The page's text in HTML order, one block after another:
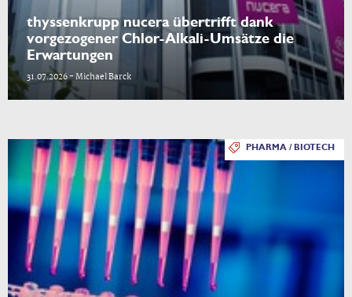
thyssenkrupp nucera übertrifft dank
vorgezogener Chlor-Alkali-Umsätze die
Erwartungen
31.07.2026 - Michael Barck
PHARMA / BIOTECH